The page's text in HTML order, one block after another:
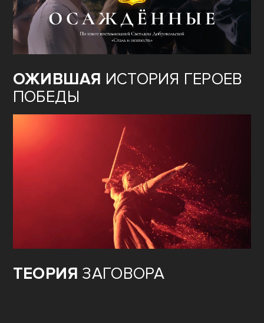
ОЖИВШАЯ ИСТОРИЯ ГЕРОЕВ
ПОБЕДЫ
ТЕОРИЯ ЗАГОВОРА